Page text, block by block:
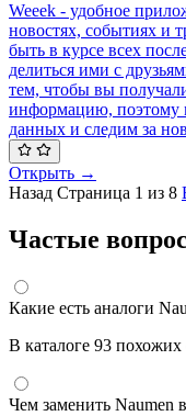
Weeek - удобное
новостях, событиях и
быть в курсе всех
делиться ими с
тем, чтобы вы
информацию, поэтому
данных и следим за
Открыть →
Назад Страница 1 из 8
Частые
Какие есть аналоги
В каталоге 93 похожих
Чем заменить Naumen